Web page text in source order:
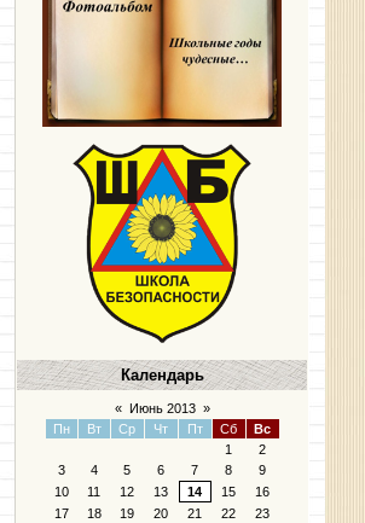
Календарь
« Июнь 2013 »
Пн
Вт Ср Чт Пт Сб
Вс
1
2
3
4 5 6 7 8
9
10
11 12 13 14 15
16
17
18 19 20 21 22
23